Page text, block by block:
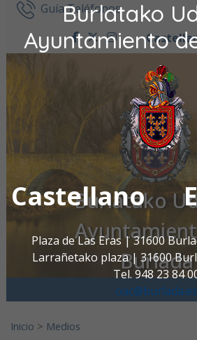
Burlatako
Ayuntamiento
Castellano
Plaza de Las Eras | 31600
Larrañetako plaza | 31600
Tel. 948 23 84
oac@burlada.es
Ir al contenidoGuía Teléfonos
facebook
twitter
instagram
Burlatako
Burlada
Inicio > Medios